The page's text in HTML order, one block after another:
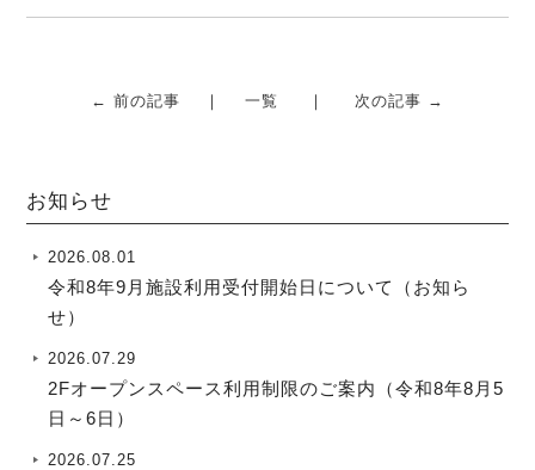
← 前の記事 一覧 次の記事 →
お知らせ
2026.08.01
令和8年9月施設利用受付開始日について（お知ら
せ）
2026.07.29
2Fオープンスペース利用制限のご案内（令和8年8月5
日～6日）
2026.07.25